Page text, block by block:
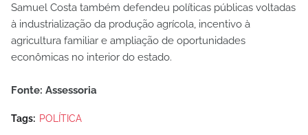
Samuel Costa também defendeu políticas públicas voltadas
à industrialização da produção agrícola, incentivo à
agricultura familiar e ampliação de oportunidades
econômicas no interior do estado.
Fonte: Assessoria
Tags: POLÍTICA